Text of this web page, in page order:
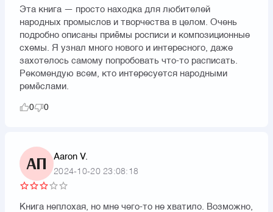
Эта книга — просто находка для любителей
народных промыслов и творчества в целом. Очень
подробно описаны приёмы росписи и композиционные
схемы. Я узнал много нового и интересного, даже
захотелось самому попробовать что-то расписать.
Рекомендую всем, кто интересуется народными
ремёслами.
0 0
АП Aaron V.
2024-10-20 23:08:18
Книга неплохая, но мне чего-то не хватило. Возможно,